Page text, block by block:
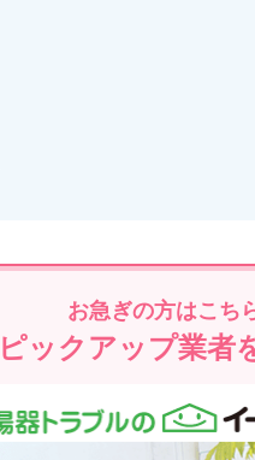
お急ぎの方はこち
ピックアップ業者